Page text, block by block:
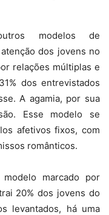
modelos de
dos jovens no
relações múltiplas e
dos entrevistados
A agamia, por sua
Esse modelo se
afetivos fixos, com
românticos.
marcado por
20% dos jovens do
levantados, há uma